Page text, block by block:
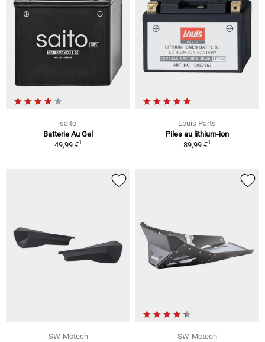
saito
Batterie Au Gel
49,99 €1
Louis Parts
Piles au lithium-ion
89,99 €1
SW-Motech
SW-Motech